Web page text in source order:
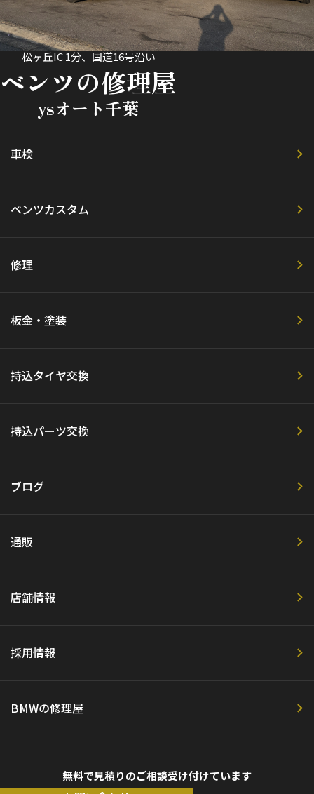
松ヶ丘IC 1分、国道16号沿い
ベンツの修理屋
ysオート千葉
車検
ベンツカスタム
修理
板金・塗装
持込タイヤ交換
持込パーツ交換
ブログ
通販
店舗情報
採用情報
BMWの修理屋
無料で見積りのご相談受け付けています